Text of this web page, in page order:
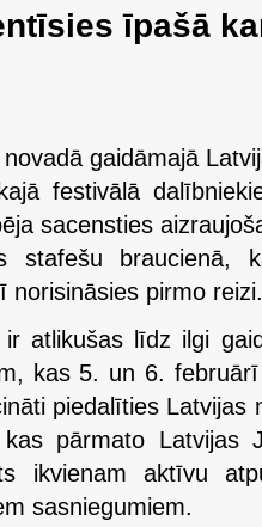
īpašā
gaidāmajā
festivālā
sacensties
stafešu braucienā,
norisināsies pirmo reizi.
atlikušas līdz ilgi
kas 5. un 6.
piedalīties Latvijas
pārmato Latvijas
ikvienam aktīvu
sasniegumiem.